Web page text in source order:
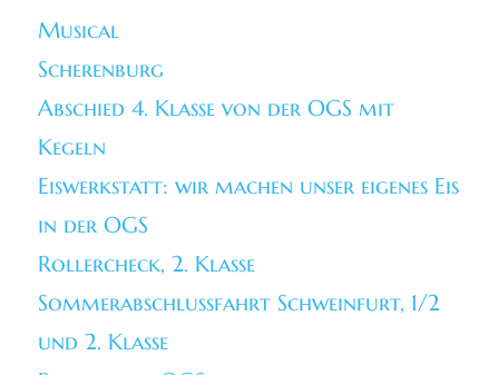
Musical
Scherenburg
Abschied 4. Klasse von der OGS mit
Kegeln
Eiswerkstatt: wir machen unser eigenes Eis
in der OGS
Rollercheck, 2. Klasse
Sommerabschlussfahrt Schweinfurt, 1/2
und 2. Klasse